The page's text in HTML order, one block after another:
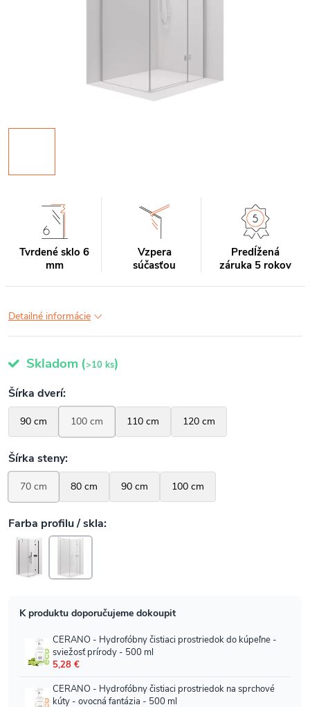
Tvrdené sklo 6
mm
Vzpera
súčasťou
Predĺžená
záruka 5 rokov
Detailné informácie
Skladom (>10 ks)